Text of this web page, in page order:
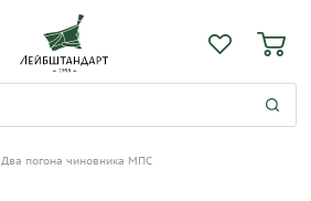
Два погона чиновника МПС